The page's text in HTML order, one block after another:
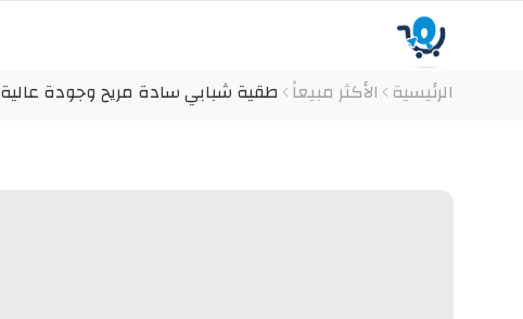
الرئيسية الأكثر مبيعاً طقية شبابي سادة مريح وجودة عالية